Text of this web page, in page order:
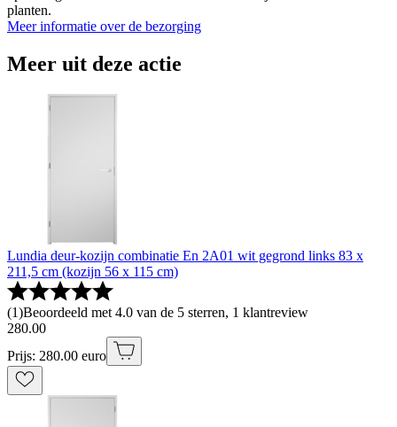
planten.
Meer informatie over de bezorging
Meer uit deze actie
Lundia deur-kozijn combinatie En 2A01 wit gegrond links 83 x
211,5 cm (kozijn 56 x 115 cm)
(1)Beoordeeld met 4.0 van de 5 sterren, 1 klantreview
280.00
Prijs: 280.00 euro